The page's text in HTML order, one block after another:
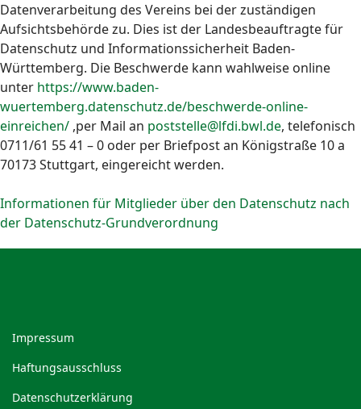
Datenverarbeitung des Vereins bei der zuständigen
Aufsichtsbehörde zu. Dies ist der Landesbeauftragte für
Datenschutz und Informationssicherheit Baden-
Württemberg. Die Beschwerde kann wahlweise online
unter https://www.baden-
wuertemberg.datenschutz.de/beschwerde-online-
einreichen/ ,per Mail an poststelle@lfdi.bwl.de, telefonisch
0711/61 55 41 – 0 oder per Briefpost an Königstraße 10 a
70173 Stuttgart, eingereicht werden.
Informationen für Mitglieder über den Datenschutz nach
der Datenschutz-Grundverordnung
Impressum
Haftungsausschluss
Datenschutzerklärung